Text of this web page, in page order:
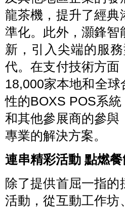
龍茶機，提升了經典
準化。此外，灝鋒智
新，引入尖端的服
代。在支付技術方面
18,000家本地和全
性的BOXS POS系
和其他參展商的參與
專業的解決方案。
連串精彩活動 點燃
除了提供首屈一指
活動，從互動工作坊